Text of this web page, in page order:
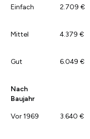
Einfach 2.709 €
Mittel 4.379 €
Gut 6.049 €
Nach
Baujahr
Vor 1969 3.640 €